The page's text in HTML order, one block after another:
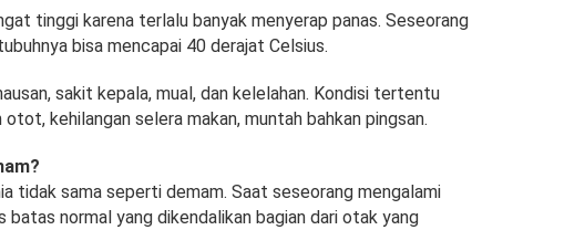
tinggi karena terlalu banyak menyerap panas. Seseorang
bisa mencapai 40 derajat Celsius.
sakit kepala, mual, dan kelelahan. Kondisi tertentu
kehilangan selera makan, muntah bahkan pingsan.
tidak sama seperti demam. Saat seseorang mengalami
batas normal yang dikendalikan bagian dari otak yang